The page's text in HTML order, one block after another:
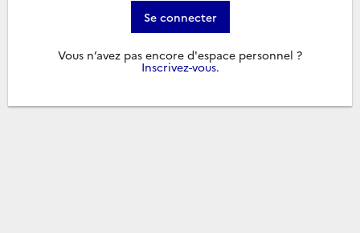
Se connecter
Vous n’avez pas encore d'espace personnel ?
Inscrivez-vous.